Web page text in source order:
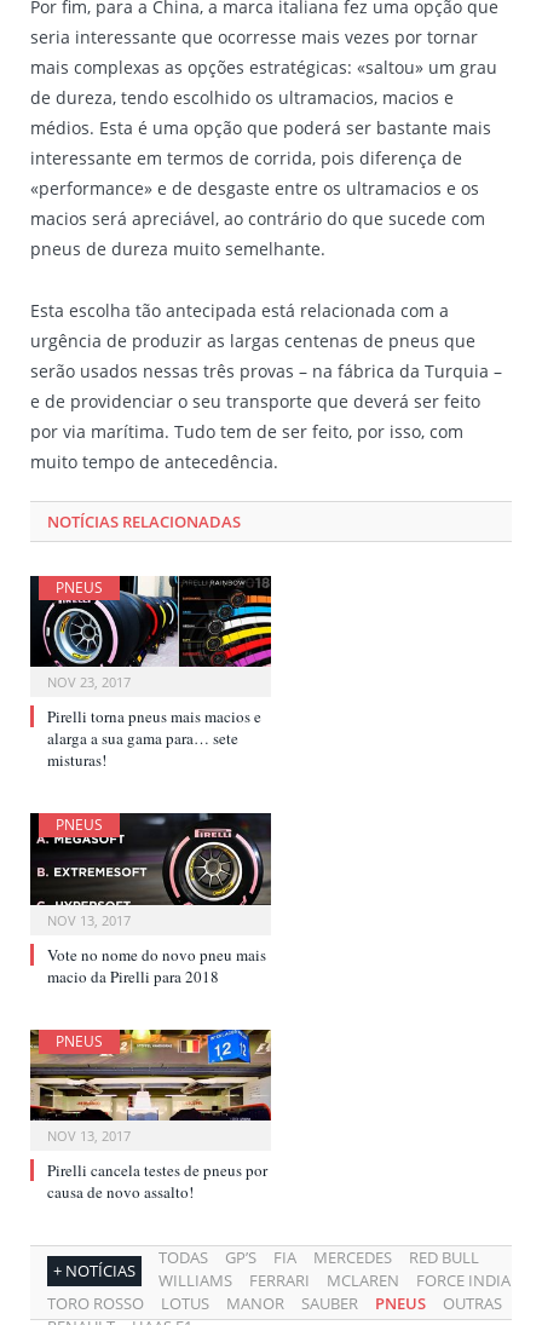
Por fim, para a China, a marca italiana fez uma opção que
seria interessante que ocorresse mais vezes por tornar
mais complexas as opções estratégicas: «saltou» um grau
de dureza, tendo escolhido os ultramacios, macios e
médios. Esta é uma opção que poderá ser bastante mais
interessante em termos de corrida, pois diferença de
«performance» e de desgaste entre os ultramacios e os
macios será apreciável, ao contrário do que sucede com
pneus de dureza muito semelhante.
Esta escolha tão antecipada está relacionada com a
urgência de produzir as largas centenas de pneus que
serão usados nessas três provas – na fábrica da Turquia –
e de providenciar o seu transporte que deverá ser feito
por via marítima. Tudo tem de ser feito, por isso, com
muito tempo de antecedência.
NOTÍCIAS RELACIONADAS
PNEUS
NOV 23, 2017
Pirelli torna pneus mais macios e
alarga a sua gama para… sete
misturas!
PNEUS
NOV 13, 2017
Vote no nome do novo pneu mais
macio da Pirelli para 2018
PNEUS
NOV 13, 2017
Pirelli cancela testes de pneus por
causa de novo assalto!
+ NOTÍCIAS
TODAS GP’S FIA MERCEDES
RED BULL
WILLIAMS
FERRARI MCLAREN
FORCE INDIA
TORO ROSSO
LOTUS MANOR SAUBER PNEUS
OUTRAS